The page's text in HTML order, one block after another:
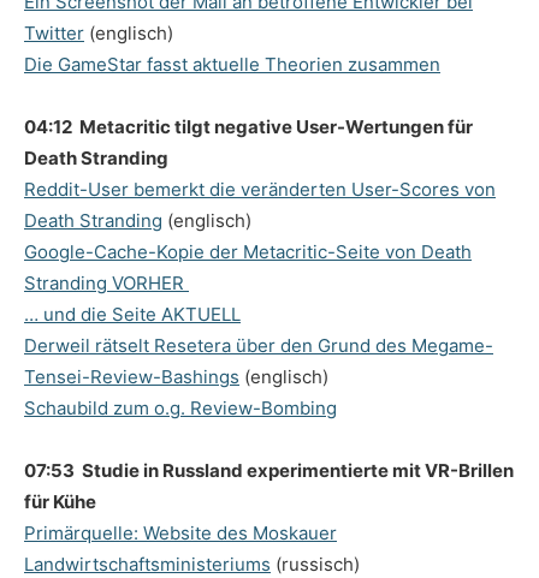
Twitter (englisch)
Die GameStar fasst aktuelle Theorien zusammen
04:12 Metacritic tilgt negative User-Wertungen für
Death Stranding
Reddit-User bemerkt die veränderten User-Scores von
Death Stranding (englisch)
Google-Cache-Kopie der Metacritic-Seite von Death
Stranding VORHER
… und die Seite AKTUELL
Derweil rätselt Resetera über den Grund des Megame-
Tensei-Review-Bashings (englisch)
Schaubild zum o.g. Review-Bombing
07:53 Studie in Russland experimentierte mit VR-Brillen
für Kühe
Primärquelle: Website des Moskauer
Landwirtschaftsministeriums (russisch)